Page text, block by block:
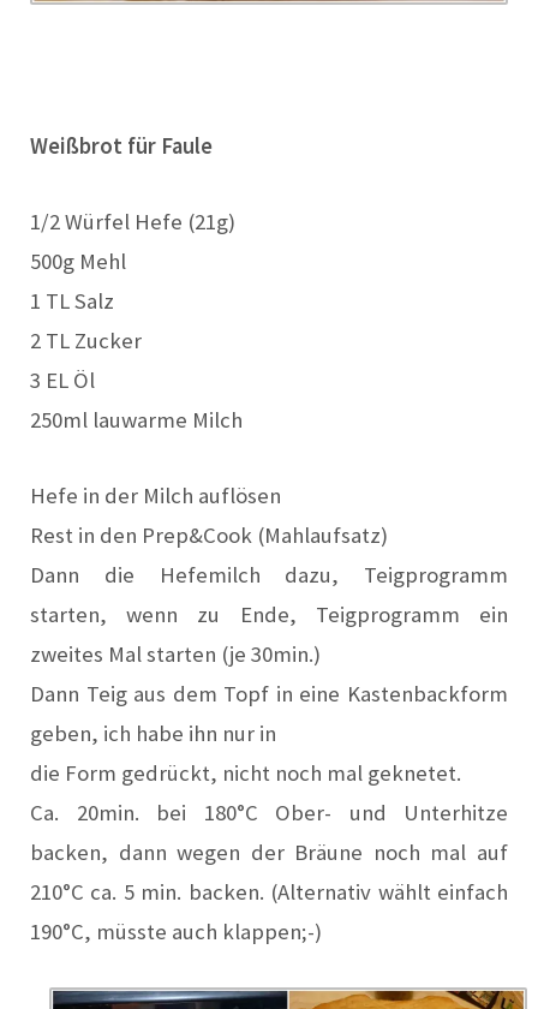
Weißbrot für Faule
1/2 Würfel Hefe (21g)
500g Mehl
1 TL Salz
2 TL Zucker
3 EL Öl
250ml lauwarme Milch
Hefe in der Milch auflösen
Rest in den Prep&Cook (Mahlaufsatz)
Dann die Hefemilch dazu, Teigprogramm
starten, wenn zu Ende, Teigprogramm ein
zweites Mal starten (je 30min.)
Dann Teig aus dem Topf in eine Kastenbackform
geben, ich habe ihn nur in
die Form gedrückt, nicht noch mal geknetet.
Ca. 20min. bei 180°C Ober- und Unterhitze
backen, dann wegen der Bräune noch mal auf
210°C ca. 5 min. backen. (Alternativ wählt einfach
190°C, müsste auch klappen;-)